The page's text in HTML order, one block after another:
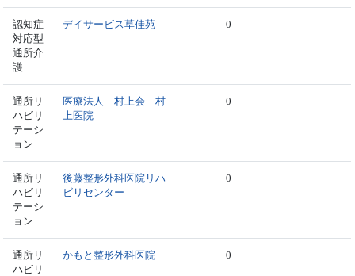
認知症
対応型
通所介
護
デイサービス草佳苑 0
通所リ
ハビリ
テーシ
ョン
医療法人 村上会 村
上医院
0
通所リ
ハビリ
テーシ
ョン
後藤整形外科医院リハ
ビリセンター
0
通所リ
ハビリ
かもと整形外科医院 0